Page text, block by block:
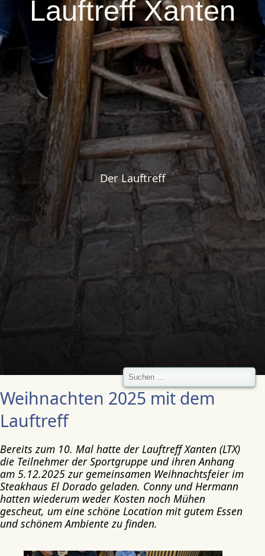
Lauftreff Xanten
Der Lauftreff
Weihnachten 2025 mit dem
Lauftreff
Bereits zum 10. Mal hatte der Lauftreff Xanten (LTX)
die Teilnehmer der Sportgruppe und ihren Anhang
am 5.12.2025 zur gemeinsamen Weihnachtsfeier im
Steakhaus El Dorado geladen. Conny und Hermann
hatten wiederum weder Kosten noch Mühen
gescheut, um eine schöne Location mit gutem Essen
und schönem Ambiente zu finden.